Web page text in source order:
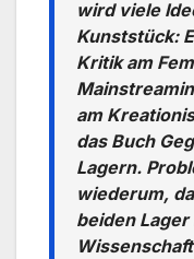
wird viele
Kunststück:
Kritik am
am
das Buch
Lagern.
wiederum,
beiden